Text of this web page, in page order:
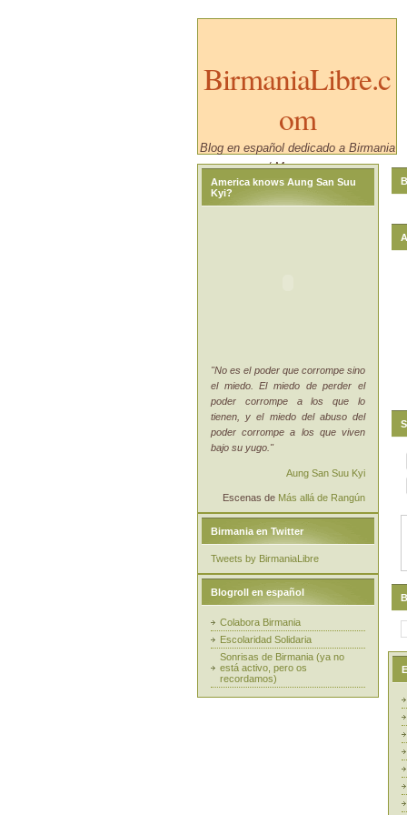
BirmaniaLibre.c
om
Blog en español dedicado a Birmania
/ Myanmar.
America knows Aung San Suu
Kyi?
"No es el poder que corrompe sino
el miedo. El miedo de perder el
poder corrompe a los que lo
tienen, y el miedo del abuso del
poder corrompe a los que viven
bajo su yugo."
Aung San Suu Kyi
Escenas de Más allá de Rangún
Birmania en Twitter
Tweets by BirmaniaLibre
Blogroll en español
Colabora Birmania
Escolaridad Solidaria
Sonrisas de Birmania (ya no
está activo, pero os
recordamos)